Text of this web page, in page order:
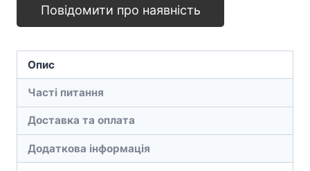
кількість
Повідомити про наявність
Опис
Часті питання
Доставка та оплата
Додаткова інформація